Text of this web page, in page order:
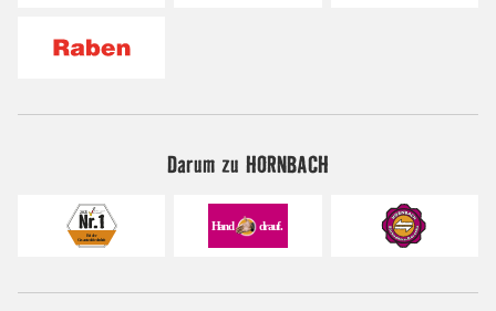
Darum zu HORNBACH